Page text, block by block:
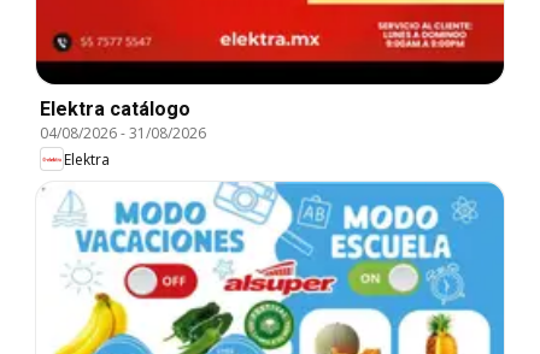
Elektra catálogo
04/08/2026-31/08/2026
Elektra